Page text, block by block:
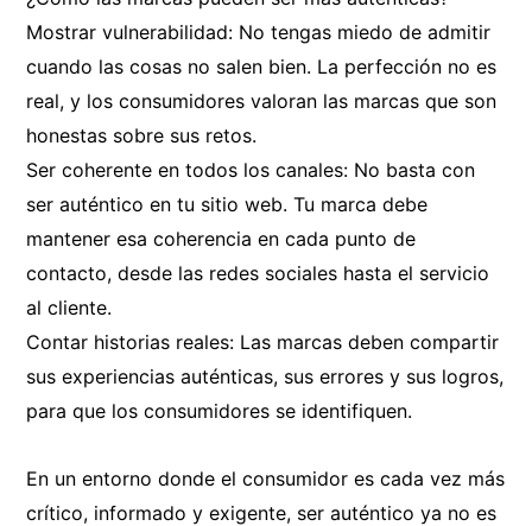
Mostrar vulnerabilidad: No tengas miedo de admitir
cuando las cosas no salen bien. La perfección no es
real, y los consumidores valoran las marcas que son
honestas sobre sus retos.
Ser coherente en todos los canales: No basta con
ser auténtico en tu sitio web. Tu marca debe
mantener esa coherencia en cada punto de
contacto, desde las redes sociales hasta el servicio
al cliente.
Contar historias reales: Las marcas deben compartir
sus experiencias auténticas, sus errores y sus logros,
para que los consumidores se identifiquen.
En un entorno donde el consumidor es cada vez más
crítico, informado y exigente, ser auténtico ya no es